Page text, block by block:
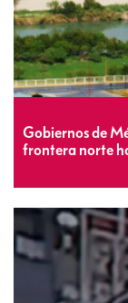
Gobiernos de
frontera norte